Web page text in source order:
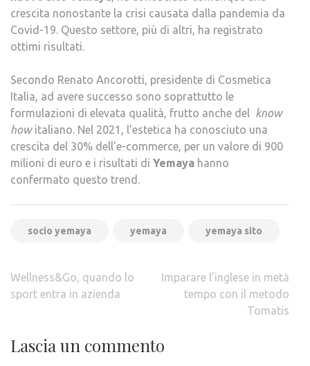
crescita nonostante la crisi causata dalla pandemia da
Covid-19. Questo settore, più di altri, ha registrato
ottimi risultati.
Secondo Renato Ancorotti, presidente di Cosmetica
Italia, ad avere successo sono soprattutto le
formulazioni di elevata qualità, frutto anche del know
howitaliano. Nel 2021, l’estetica ha conosciuto una
crescita del 30% dell’e-commerce, per un valore di 900
milioni di euro e i risultati di Yemaya hanno
confermato questo trend.
socio yemaya yemaya yemaya sito
Navigazione
articoli
Wellness&Go, quando lo
sport entra in azienda
Imparare l’inglese in metà
tempo con il metodo
Tomatis
Lascia un commento